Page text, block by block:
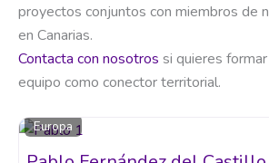
proyectos conjuntos con miembros de
en Canarias.
Contacta con nosotros si quieres
equipo como conector territorial.
Europa